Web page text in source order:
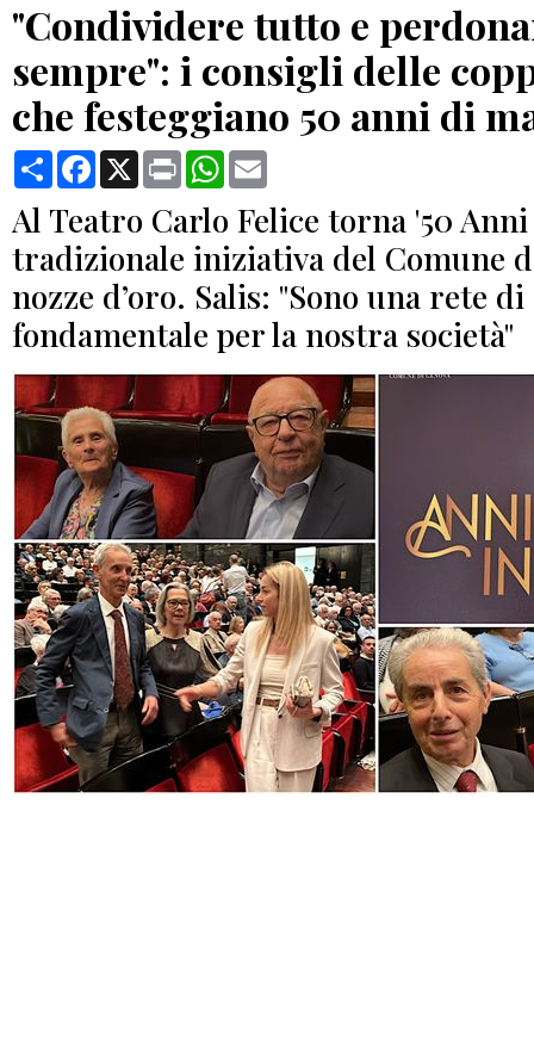
"Condividere tutto e
sempre": i consigli delle
che festeggiano 50 anni di
CondividiFacebook
X Print WhatsApp
Al Teatro Carlo Felice torna '50
tradizionale iniziativa del Comune
nozze d’oro. Salis: "Sono una rete
fondamentale per la nostra società"